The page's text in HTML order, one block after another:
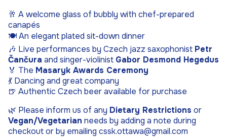
🥂 A welcome glass of bubbly with chef-prepared
canapés
🍽 An elegant plated sit-down dinner
🎶 Live performances by Czech jazz saxophonist Petr
Čančura and singer-violinist Gabor Desmond Hegedus
🏅 The Masaryk Awards Ceremony
💃 Dancing and great company
🍺 Authentic Czech beer available for purchase
🌿 Please inform us of any Dietary Restrictions or
Vegan/Vegetarian needs by adding a note during
checkout or by emailing cssk.ottawa@gmail.com